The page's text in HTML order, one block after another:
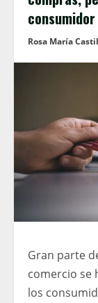
consumidor
Rosa María
Gran parte
comercio se
los